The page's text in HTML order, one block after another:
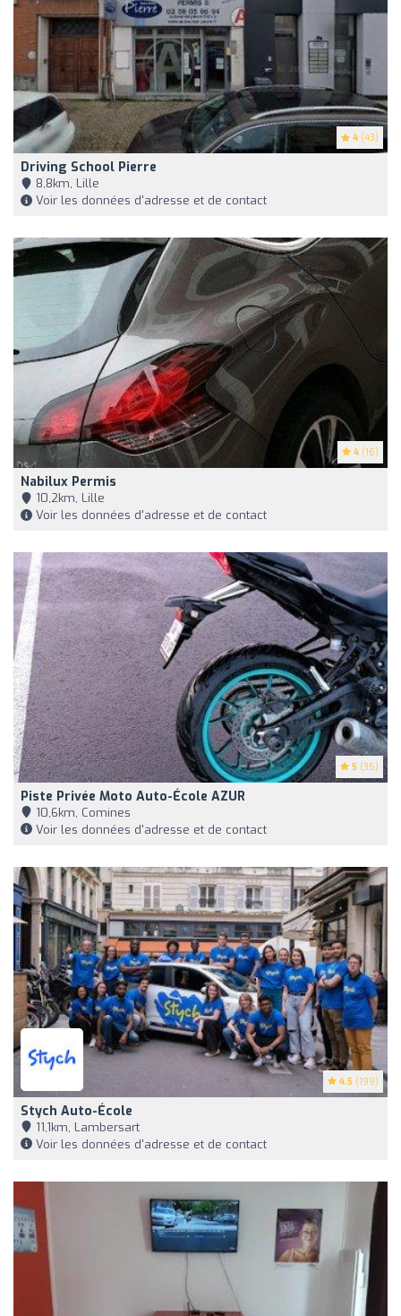
4 (43)
Driving School Pierre
8,8km, Lille
Voir les données d'adresse et de contact
4 (16)
Nabilux Permis
10,2km, Lille
Voir les données d'adresse et de contact
5 (35)
Piste Privée Moto Auto-École AZUR
10,6km, Comines
Voir les données d'adresse et de contact
4.5 (199)
Stych Auto-École
11,1km, Lambersart
Voir les données d'adresse et de contact